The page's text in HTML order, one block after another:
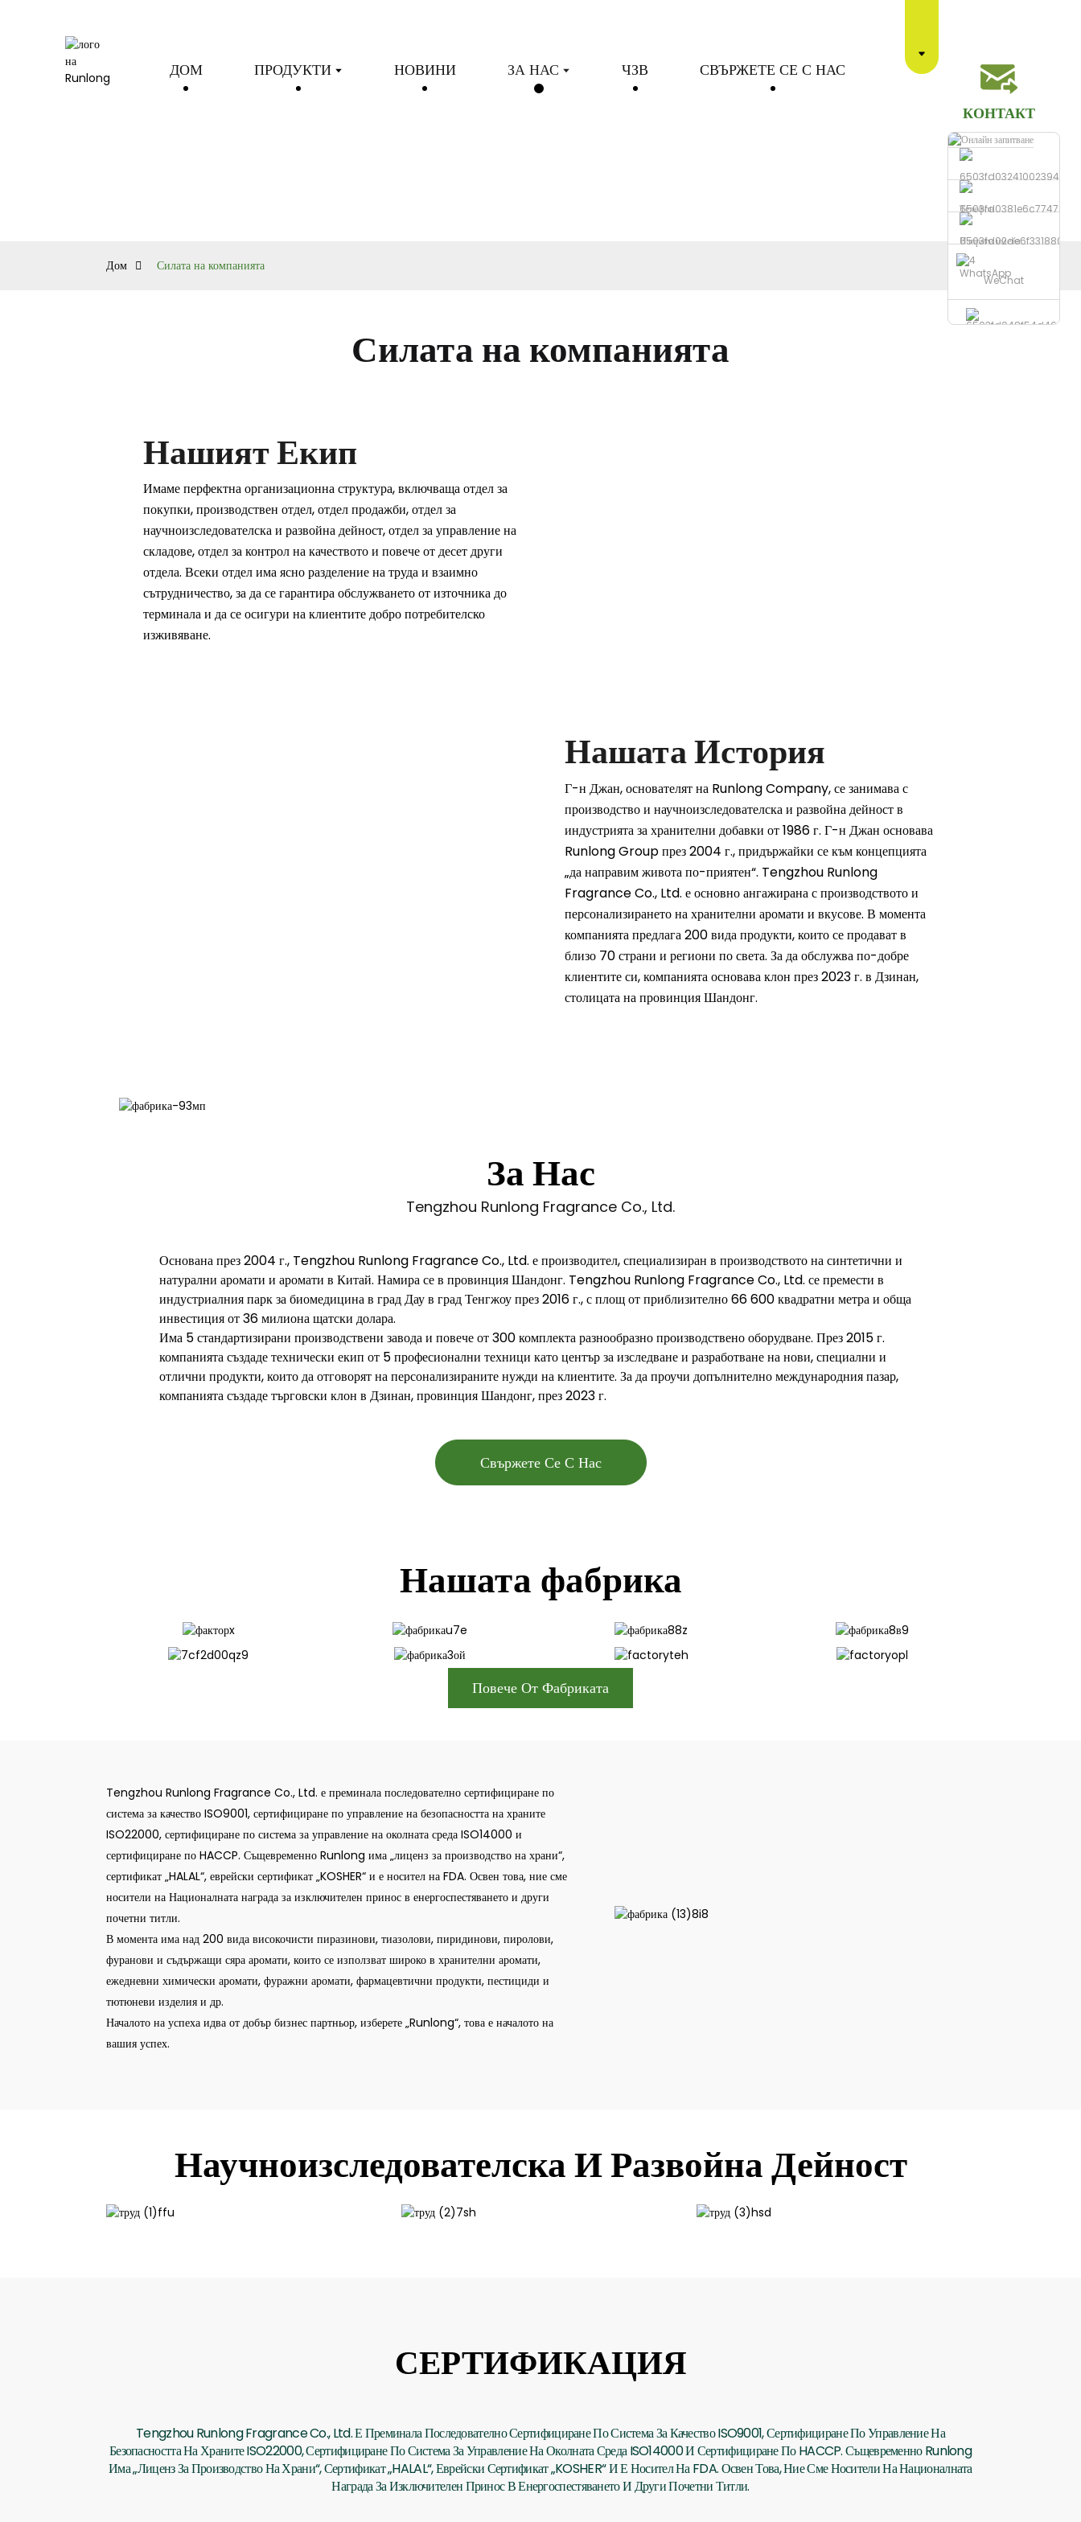
ДОМ ПРОДУКТИ НОВИНИ ЗА НАС ЧЗВ СВЪРЖЕТЕ СЕ С НАС
КОНТАКТ
Телефон
Изпрати имейл
WhatsApp
WeChat
Дом Силата на компанията
Силата на компанията
Нашият Екип
Имаме перфектна организационна структура, включваща отдел за
покупки, производствен отдел, отдел продажби, отдел за
научноизследователска и развойна дейност, отдел за управление на
складове, отдел за контрол на качеството и повече от десет други
отдела. Всеки отдел има ясно разделение на труда и взаимно
сътрудничество, за да се гарантира обслужването от източника до
терминала и да се осигури на клиентите добро потребителско
изживяване.
Нашата История
Г-н Джан, основателят на Runlong Company, се занимава с
производство и научноизследователска и развойна дейност в
индустрията за хранителни добавки от 1986 г. Г-н Джан основава
Runlong Group през 2004 г., придържайки се към концепцията
„да направим живота по-приятен“. Tengzhou Runlong
Fragrance Co., Ltd. е основно ангажирана с производството и
персонализирането на хранителни аромати и вкусове. В момента
компанията предлага 200 вида продукти, които се продават в
близо 70 страни и региони по света. За да обслужва по-добре
клиентите си, компанията основава клон през 2023 г. в Дзинан,
столицата на провинция Шандонг.
За Нас
Tengzhou Runlong Fragrance Co., Ltd.
Основана през 2004 г., Tengzhou Runlong Fragrance Co., Ltd. е производител, специализиран в производството на синтетични и
натурални аромати и аромати в Китай. Намира се в провинция Шандонг. Tengzhou Runlong Fragrance Co., Ltd. се премести в
индустриалния парк за биомедицина в град Дау в град Тенгжоу през 2016 г., с площ от приблизително 66 600 квадратни метра и обща
инвестиция от 36 милиона щатски долара.
Има 5 стандартизирани производствени завода и повече от 300 комплекта разнообразно производствено оборудване. През 2015 г.
компанията създаде технически екип от 5 професионални техници като център за изследване и разработване на нови, специални и
отлични продукти, които да отговорят на персонализираните нужди на клиентите. За да проучи допълнително международния пазар,
компанията създаде търговски клон в Дзинан, провинция Шандонг, през 2023 г.
Свържете Се С Нас
Нашата фабрика
Повече От Фабриката
Tengzhou Runlong Fragrance Co., Ltd. е преминала последователно сертифициране по
система за качество ISO9001, сертифициране по управление на безопасността на храните
ISO22000, сертифициране по система за управление на околната среда ISO14000 и
сертифициране по HACCP. Същевременно Runlong има „лиценз за производство на храни“,
сертификат „HALAL“, еврейски сертификат „KOSHER“ и е носител на FDA. Освен това, ние сме
носители на Националната награда за изключителен принос в енергоспестяването и други
почетни титли.
В момента има над 200 вида високочисти пиразинови, тиазолови, пиридинови, пиролови,
фуранови и съдържащи сяра аромати, които се използват широко в хранителни аромати,
ежедневни химически аромати, фуражни аромати, фармацевтични продукти, пестициди и
тютюневи изделия и др.
Началото на успеха идва от добър бизнес партньор, изберете „Runlong“, това е началото на
вашия успех.
Научноизследователска И Развойна Дейност
СЕРТИФИКАЦИЯ
Tengzhou Runlong Fragrance Co., Ltd. Е Преминала Последователно Сертифициране По Система За Качество ISO9001, Сертифициране По Управление На
Безопасността На Храните ISO22000, Сертифициране По Система За Управление На Околната Среда ISO14000 И Сертифициране По HACCP. Същевременно Runlong
Има „лиценз За Производство На Храни“, Сертификат „HALAL“, Еврейски Сертификат „KOSHER“ И Е Носител На FDA. Освен Това, Ние Сме Носители На Националната
Награда За Изключителен Принос В Енергоспестяването И Други Почетни Титли.